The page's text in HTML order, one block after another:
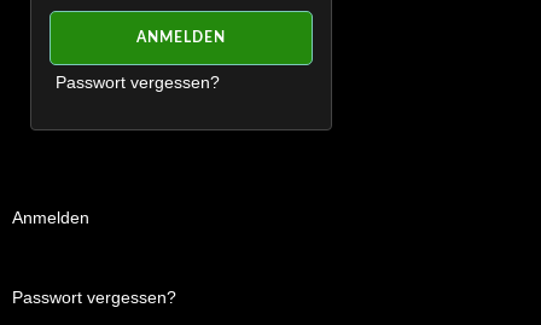
Passwort vergessen?
Anmelden
Passwort vergessen?